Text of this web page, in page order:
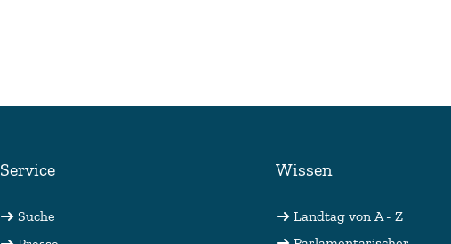
Service
Suche
Wissen
Landtag von A - Z